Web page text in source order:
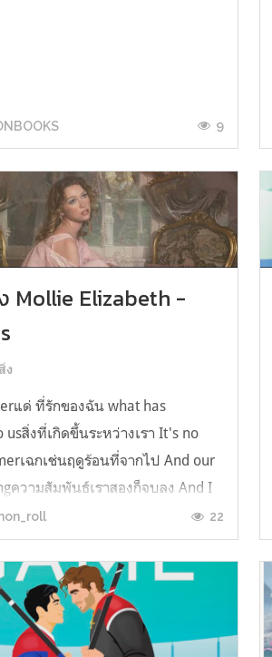
9
Mollie Elizabeth -
ง
แด่ ที่รักของฉัน what has
usสิ่งที่เกิดขึ้นระหว่างเรา It's no
เฉกเช่นฤดูร้อนที่จากไป And our
ความสัมพันธ์เราสองก็จบลง And I
recordsแต่ฉันยังเล่นเพลงโปรดของ
งไวนิล And You still feel like
น ตัวตนคุณก็ยังอบอ...
22